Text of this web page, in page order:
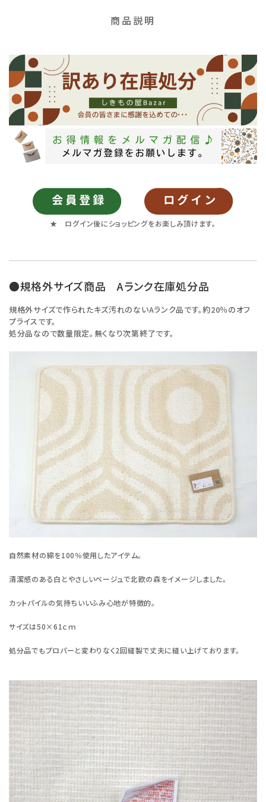
商品説明
★ ログイン後にショッピングをお楽しみ頂けます。
●規格外サイズ商品 Aランク在庫処分品
規格外サイズで作られたキズ汚れのないAランク品です。約20％のオフ
プライスです。
処分品なので数量限定。無くなり次第終了です。
自然素材の綿を100％使用したアイテム。
清潔感のある白とやさしいベージュで北欧の森をイメージしました。
カットパイルの気持ちいいふみ心地が特徴的。
サイズは50×61ｃｍ
処分品でもプロパーと変わりなく2回縫製で丈夫に縫い上げております。